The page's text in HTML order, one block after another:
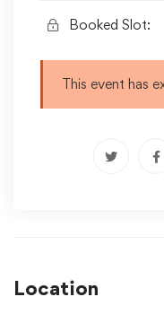
Booked Slot:
This event has
Location